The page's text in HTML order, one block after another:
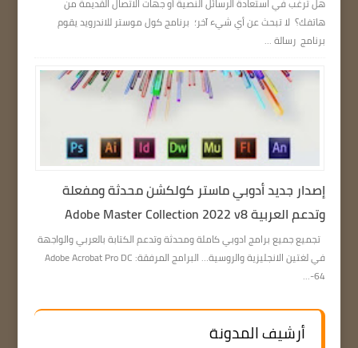
هاتفك؟ لا تبحث عن أي شيء آخر؛ برنامج كول موستر للاندرويد يقوم
برنامج رسالة ...
إصدار جديد أدوبي ماستر كولكشن محدثة ومفعلة
وتدعم العربية Adobe Master Collection 2022 v8
تجميع جميع برامج ادوبي كاملة ومحدثة وتدعم الكتابة بالعربي والواجهة
في لغتين الانجليزية والروسية… البرامج المرفقة: Adobe Acrobat Pro DC
64-...
أرشيف المدونة